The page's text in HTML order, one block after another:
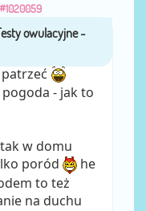
#1020059
- jak to
w domu
poród
he
to też
na duchu